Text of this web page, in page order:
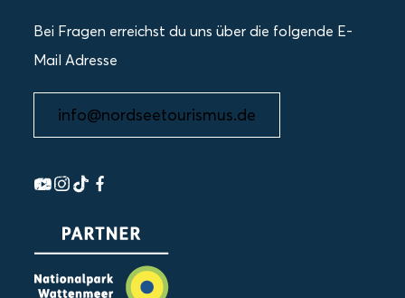
Bei Fragen erreichst du uns über die folgende E-
Mail Adresse
info@nordseetourismus.de